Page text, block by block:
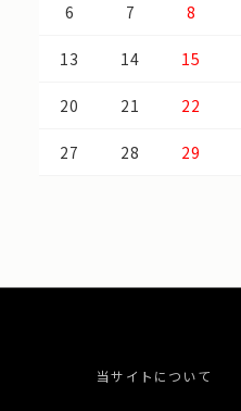
6 7 8
13 14 15
20 21 22
27 28 29
当サイトについて